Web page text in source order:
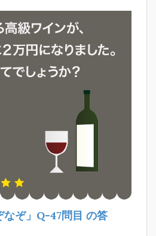
なぞ」Q-47問目 の答